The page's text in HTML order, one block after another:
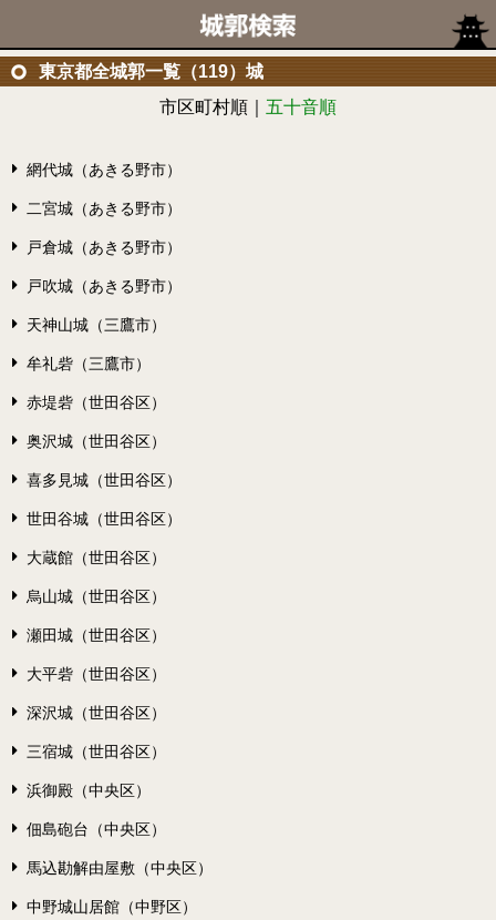
東京都全城郭一覧（119）城
市区町村順｜ 五十音順
網代城（あきる野市）
二宮城（あきる野市）
戸倉城（あきる野市）
戸吹城（あきる野市）
天神山城（三鷹市）
牟礼砦（三鷹市）
赤堤砦（世田谷区）
奥沢城（世田谷区）
喜多見城（世田谷区）
世田谷城（世田谷区）
大蔵館（世田谷区）
烏山城（世田谷区）
瀬田城（世田谷区）
大平砦（世田谷区）
深沢城（世田谷区）
三宿城（世田谷区）
浜御殿（中央区）
佃島砲台（中央区）
馬込勘解由屋敷（中央区）
中野城山居館（中野区）